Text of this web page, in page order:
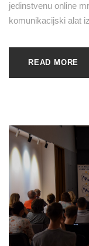
jedinstvenu online
komunikacijski alat
READ MORE